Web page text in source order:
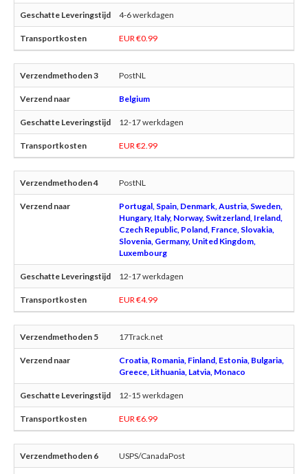
4-6 werkdagen
EUR €0.99
PostNL
Belgium
12-17 werkdagen
EUR €2.99
PostNL
Portugal, Spain, Denmark, Austria, Sweden,
Hungary, Italy, Norway, Switzerland, Ireland,
Czech Republic, Poland, France, Slovakia,
Slovenia, Germany, United Kingdom,
Luxembourg
12-17 werkdagen
EUR €4.99
17Track.net
Croatia, Romania, Finland, Estonia, Bulgaria,
Greece, Lithuania, Latvia, Monaco
12-15 werkdagen
EUR €6.99
USPS/CanadaPost